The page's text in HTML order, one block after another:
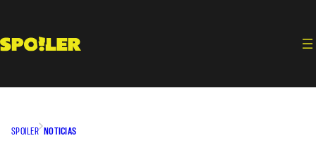
contenido
SPOILER NOTICIAS